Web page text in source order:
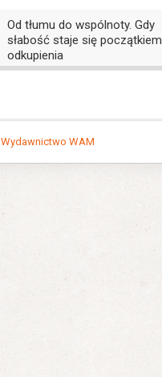
Od tłumu do wspólnoty. Gdy
słabość staje się początkiem
odkupienia
Wydawnictwo WAM